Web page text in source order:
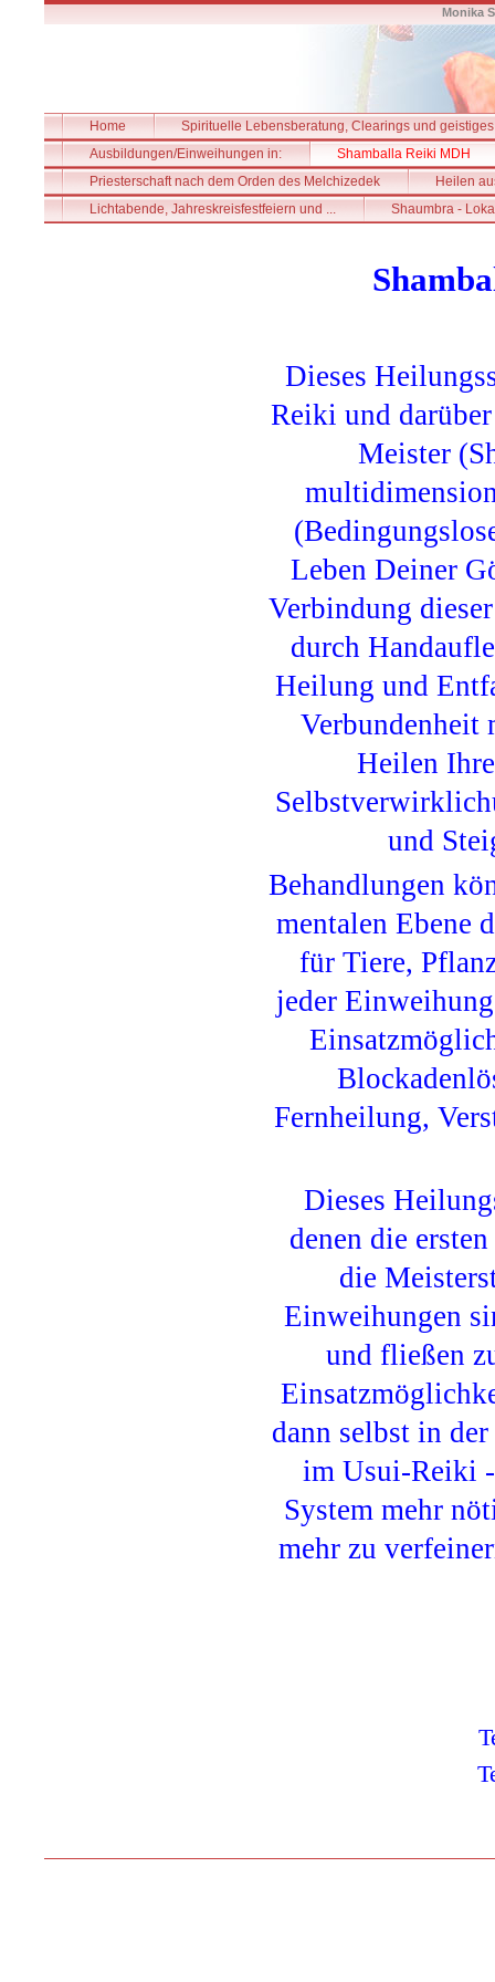
Monika
Home
Spirituelle Lebensberatung, Clearings und
Ausbildungen/Einweihungen in:
Shamballa Reiki MDH
Priesterschaft nach dem Orden des Melchizedek
Heilen
Lichtabende, Jahreskreisfestfeiern und ...
Shaumbra -
S
Dieses
Reiki und
Meister
Leben Deiner
Verbindung
durch
Heilung und
Verbundenheit
Heilen
und
Behandlungen
mentalen Ebene
für Tiere,
jeder
Fernheilung,
Dieses
denen die
die
Einweihungen
und fließen
dann selbst in
im Usui-Reiki
System mehr
mehr zu